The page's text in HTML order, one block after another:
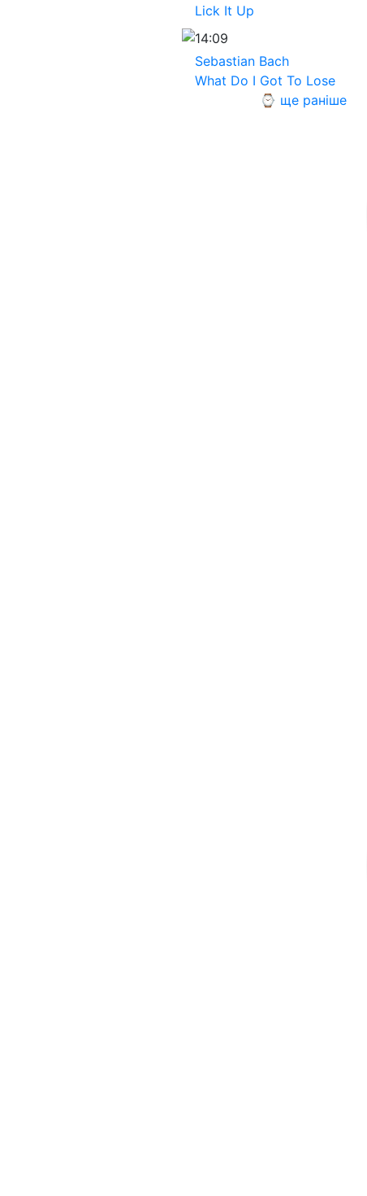
Lick It Up
14:09
Sebastian Bach
What Do I Got To Lose
⌚ ще раніше